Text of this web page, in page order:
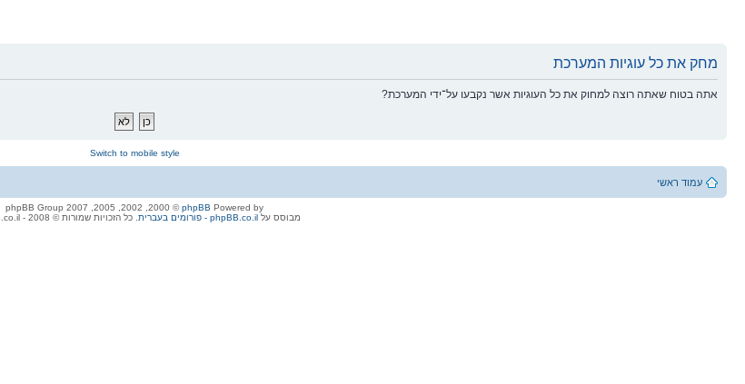
מחק את כל עוגיות המערכת
אתה בטוח שאתה רוצה למחוק את כל העוגיות אשר נקבעו על־ידי המערכת?
Switch to mobile style
עמוד ראשי
Powered by
phpBB
© 2000, 2002, 2005, 2007 phpBB Group
מבוסס עלphpBB.co.il - פורומים בעברית . כל הזכויות שמורות © 2008 - phpBB.co.il.